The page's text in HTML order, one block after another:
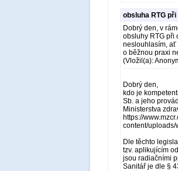
obsluha RTG
Dobrý den, v
obsluhy RTG při
neslouhlasím, ať
o běžnou praxi
(Vložil(a):
Dobrý den,
kdo je
Sb. a jeho
Ministerstva
https://
content/
Dle těchto
tzv. aplikujícím
jsou radiačními
Sanitář je dle §